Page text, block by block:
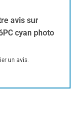
avis sur
cyan photo
un avis.